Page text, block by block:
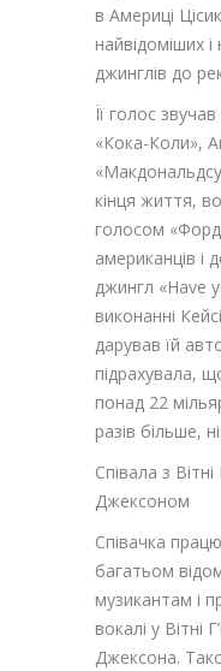
в Америці
найвідоміших
джинглів до
Її голос
«Кока-Коли»,
кінця життя,
голосом
американців і
джингл «Have
виконанні
дарував їй
підрахувала,
понад 22
разів більше,
Співала з
Джексоном
Співачка
багатьом
музикантам і
вокалі у Вітні
Джексона.